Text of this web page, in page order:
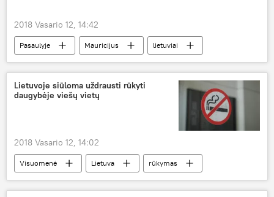
2018 Vasario 12, 14:42
Pasaulyje Mauricijus
lietuviai
džiunglės
Lietuvoje siūloma uždrausti rūkyti
daugybėje viešų vietų
2018 Vasario 12, 14:02
Visuomenė Lietuva
rūkymas
uždrausti rūkyti viešose vietose